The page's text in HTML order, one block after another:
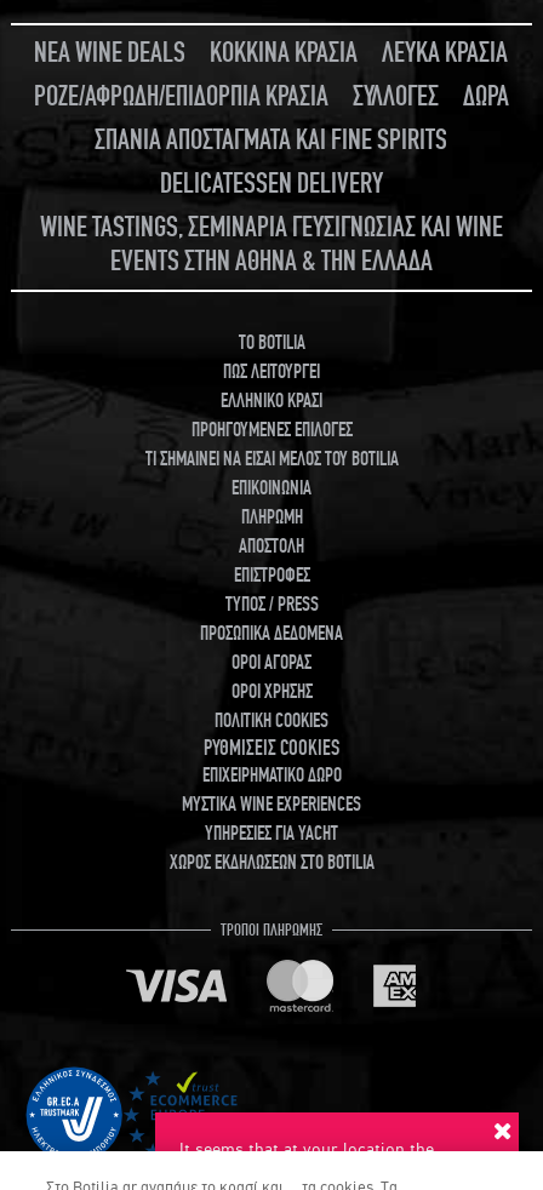
It seems that at your location the
ΝΕΑ WINE DEALS ΚΟΚΚΙΝΑ ΚΡΑΣΙΑ
ΛΕΥΚΑ ΚΡΑΣΙΑ
ΡΟΖΕ/ΑΦΡΩΔΗ/ΕΠΙΔΟΡΠΙΑ ΚΡΑΣΙΑ
ΣΥΛΛΟΓΕΣ
ΔΩΡΑ
ΣΠΑΝΙΑ ΑΠΟΣΤΑΓΜΑΤΑ ΚΑΙ FINE SPIRITS
DELICATESSEN DELIVERY
WINE TASTINGS, ΣΕΜΙΝΑΡΙΑ ΓΕΥΣΙΓΝΩΣΙΑΣ ΚΑΙ WINE
EVENTS ΣΤΗΝ ΑΘΗΝΑ & ΤΗΝ ΕΛΛΑΔΑ
TO BOTILIA
ΠΩΣ ΛΕΙΤΟΥΡΓΕΙ
ΕΛΛΗΝΙΚΟ ΚΡΑΣΙ
ΠΡΟΗΓΟΥΜΕΝΕΣ ΕΠΙΛΟΓΕΣ
ΤΙ ΣΗΜΑΙΝΕΙ ΝΑ ΕΙΣΑΙ ΜΕΛΟΣ ΤΟΥ BOTILIA
ΕΠΙΚΟΙΝΩΝΙΑ
ΠΛΗΡΩΜΗ
ΑΠΟΣΤΟΛΗ
ΕΠΙΣΤΡΟΦΕΣ
ΤΥΠΟΣ / PRESS
ΠΡΟΣΩΠΙΚΑ ΔΕΔΟΜΕΝΑ
ΟΡΟΙ ΑΓΟΡΑΣ
ΟΡΟΙ ΧΡΗΣΗΣ
ΠΟΛΙΤΙΚΗ COOKIES
ΡΥΘΜΙΣΕΙΣ COOKIES
ΕΠΙΧΕΙΡΗΜΑΤΙΚΟ ΔΩΡΟ
ΜΥΣΤΙΚΑ WINE EXPERIENCES
ΥΠΗΡΕΣΙΕΣ ΓΙΑ YACHT
ΧΩΡΟΣ ΕΚΔΗΛΩΣΕΩΝ ΣΤΟ BOTILIA
ΤΡΟΠΟΙ ΠΛΗΡΩΜΗΣ